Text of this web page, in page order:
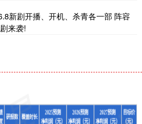
新剧开播、开机、杀青各一部 阵容
来袭!